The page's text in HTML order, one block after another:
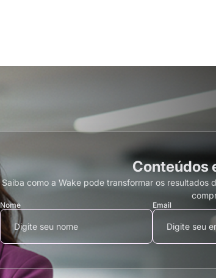
Conteúdos
Saiba como a Wake pode transformar os resultados
Nome Email